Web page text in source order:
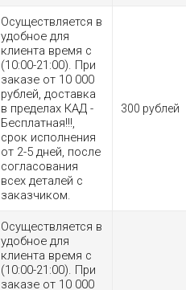
Осуществляется в
удобное для
клиента время с
(10:00-21:00). При
заказе от 10 000
рублей, доставка
в пределах КАД -
Бесплатная!!!,
срок исполнения
от 2-5 дней, после
согласования
всех деталей с
заказчиком.
300 рублей
Осуществляется в
удобное для
клиента время с
(10:00-21:00). При
заказе от 10 000